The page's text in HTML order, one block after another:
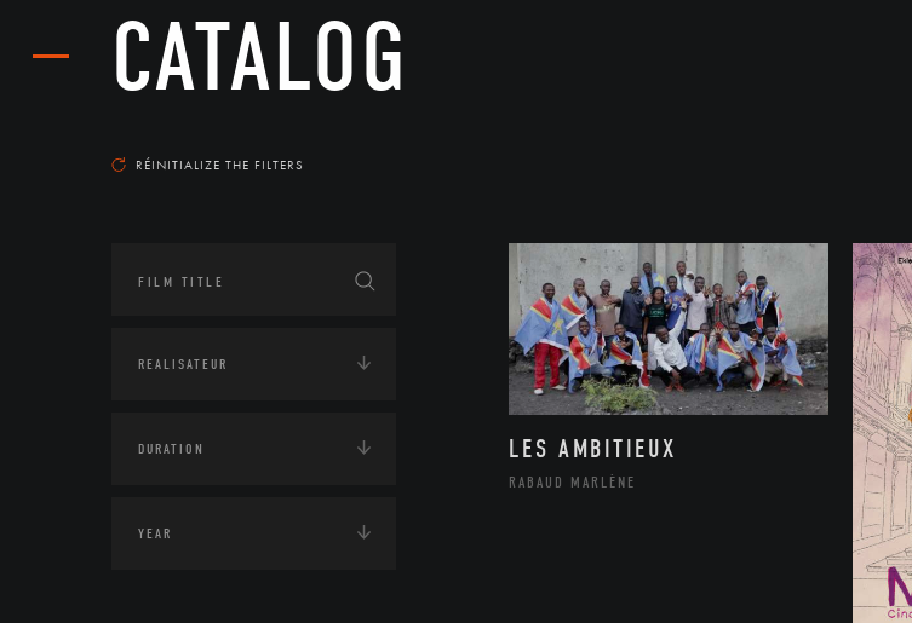
CATALOG
RÉINITIALIZE THE FILTERS
LES AMBITIEUX
RABAUD MARLÈNE